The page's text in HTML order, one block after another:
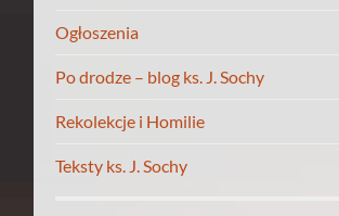
Ogłoszenia
Po drodze – blog ks. J. Sochy
Rekolekcje i Homilie
Teksty ks. J. Sochy